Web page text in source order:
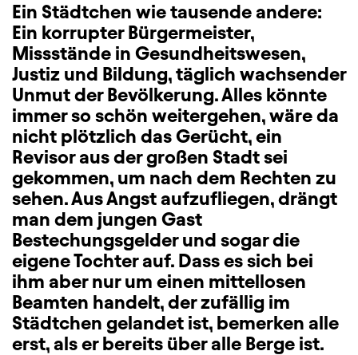
Ein Städtchen wie tausende andere:
Ein korrupter Bürgermeister,
Missstände in Gesundheitswesen,
Justiz und Bildung, täglich wachsender
Unmut der Bevölkerung. Alles könnte
immer so schön weitergehen, wäre da
nicht plötzlich das Gerücht, ein
Revisor aus der großen Stadt sei
gekommen, um nach dem Rechten zu
sehen. Aus Angst aufzufliegen, drängt
man dem jungen Gast
Bestechungsgelder und sogar die
eigene Tochter auf. Dass es sich bei
ihm aber nur um einen mittellosen
Beamten handelt, der zufällig im
Städtchen gelandet ist, bemerken alle
erst, als er bereits über alle Berge ist.